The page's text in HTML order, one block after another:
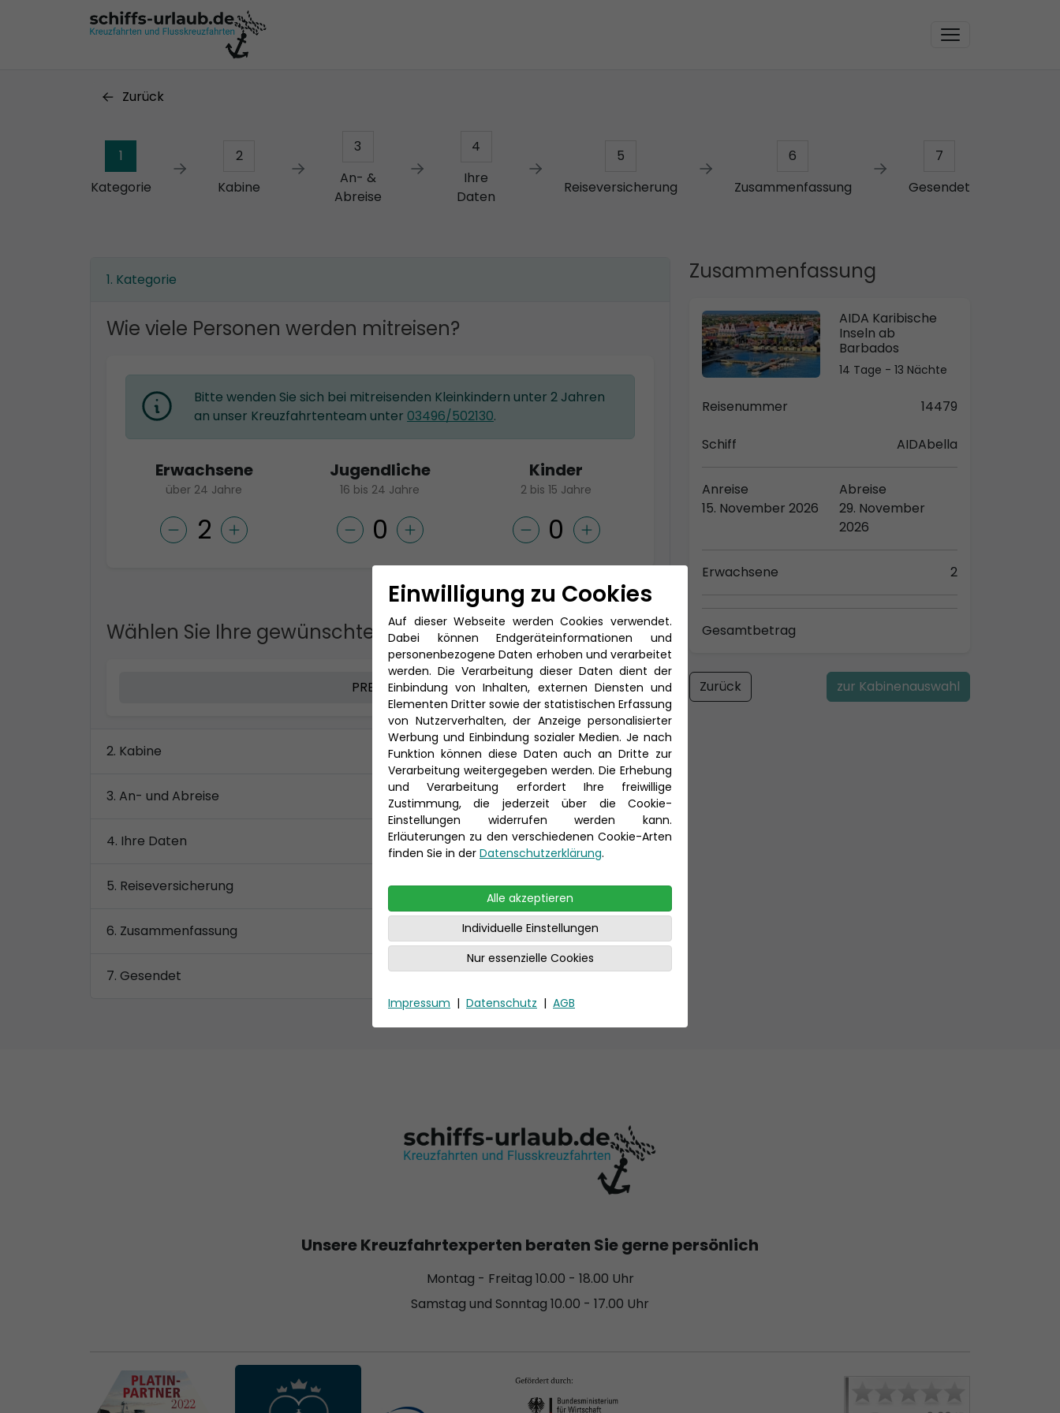
Zurück
1
Kategorie
2
Kabine
3
An- &
Abreise
4
Ihre
Daten
5
Reiseversicherung
6
Zusammenfassung
7
Gesendet
Zusammenfassung
AIDA Karibische
Inseln ab
Barbados
14 Tage - 13 Nächte
Reisenummer 14479
Schiff AIDAbella
Anreise
15. November 2026
Abreise
29. November
2026
Erwachsene 2
Gesamtbetrag
Zurück zur Kabinenauswahl
Kategorie
Wie viele Personen werden mitreisen?
Bitte wenden Sie sich bei mitreisenden Kleinkindern unter 2 Jahren
an unser Kreuzfahrtenteam unter 03496/502130.
Erwachsene
über 24 Jahre
Jugendliche
16 bis 24 Jahre
Kinder
2 bis 15 Jahre
Wählen Sie Ihre gewünschte Kategorie
PREMIUM
Kabine
An- und Abreise
Ihre Daten
Reiseversicherung
Zusammenfassung
Gesendet
Einwilligung zu Cookies
Auf dieser Webseite werden Cookies verwendet.
Dabei können Endgeräteinformationen und
personenbezogene Daten erhoben und verarbeitet
werden. Die Verarbeitung dieser Daten dient der
Einbindung von Inhalten, externen Diensten und
Elementen Dritter sowie der statistischen Erfassung
von Nutzerverhalten, der Anzeige personalisierter
Werbung und Einbindung sozialer Medien. Je nach
Funktion können diese Daten auch an Dritte zur
Verarbeitung weitergegeben werden. Die Erhebung
und Verarbeitung erfordert Ihre freiwillige
Zustimmung, die jederzeit über die Cookie-
Einstellungen widerrufen werden kann.
Erläuterungen zu den verschiedenen Cookie-Arten
finden Sie in der Datenschutzerklärung.
Alle akzeptieren
Individuelle Einstellungen
Nur essenzielle Cookies
Impressum | Datenschutz | AGB
Unsere Kreuzfahrtexperten beraten Sie gerne persönlich
Montag - Freitag 10.00 - 18.00 Uhr
Samstag und Sonntag 10.00 - 17.00 Uhr